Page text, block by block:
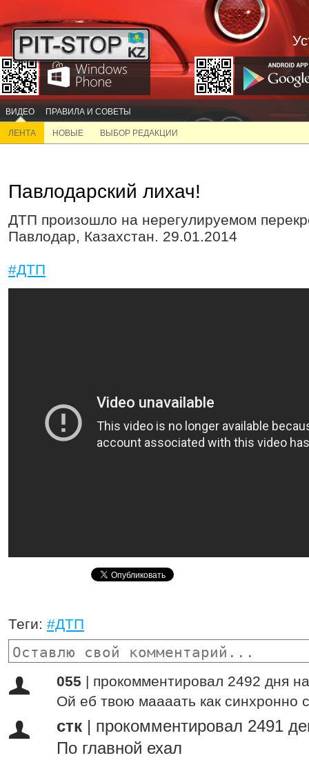
ВИДЕО ПРАВИЛА И СОВЕТЫ
ЛЕНТА НОВЫЕ ВЫБОР РЕДАКЦИИ
Павлодарский лихач!
ДТП произошло на нерегулируемом
Павлодар, Казахстан. 29.01.2014
#ДТП
Теги: #ДТП
055 | прокомментировал 2492 дня
Ой еб твою маааать как синхронно
стк
прокомментировал 2491
По главной ехал